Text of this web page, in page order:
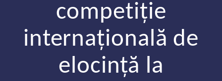
competiție
internațională de
elocință la